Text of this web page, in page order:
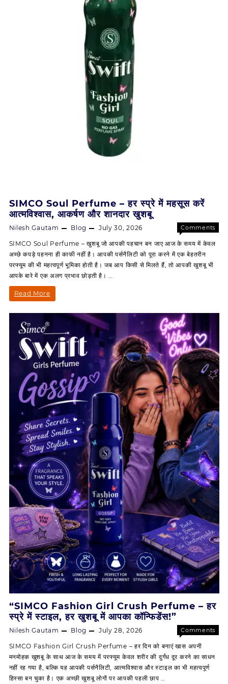
SIMCO Soul Perfume – हर स्प्रे में महसूस करें
आत्मविश्वास, आकर्षण और शानदार खुशबू
Nilesh Gautam Blog July 30, 2026
Comments
SIMCO
Soul
करें
आकर्षण
और
शानदार
खुशबू
SIMCO Soul Perfume – खुशबू जो आपकी पहचान बन जाए आज के समय में केवल
अच्छे कपड़े पहनना ही काफी नहीं है। आपकी पर्सनैलिटी को पूरा करने में एक बेहतरीन
परफ्यूम की भी महत्वपूर्ण भूमिका होती है। जब आप किसी से मिलते हैं, तो आपकी खुशबू भी
आपके बारे में एक अलग प्रभाव छोड़ती है। …
SIMCO
Perfume
हर
महसूस
करें
आत्मविश्वास,
आकर्षण
और
शानदार
खुशबू
Read More
“SIMCO Fashion Girl Crush Perfume – हर
स्प्रे में स्टाइल, हर खुशबू में आपका कॉन्फिडेंस!”
Nilesh Gautam Blog July 28, 2026
Comments
Fashion
Girl
SIMCO Fashion Girl Crush Perfume – हर दिन को बनाएं खास अपनी
मनमोहक खुशबू के साथ आज के समय में परफ्यूम केवल शरीर की दुर्गंध दूर करने का साधन
नहीं रह गया है, बल्कि यह आपकी पर्सनैलिटी, आत्मविश्वास और स्टाइल का भी महत्वपूर्ण
हिस्सा बन चुका है। एक अच्छी खुशबू लोगों पर आपकी पहली छाप …